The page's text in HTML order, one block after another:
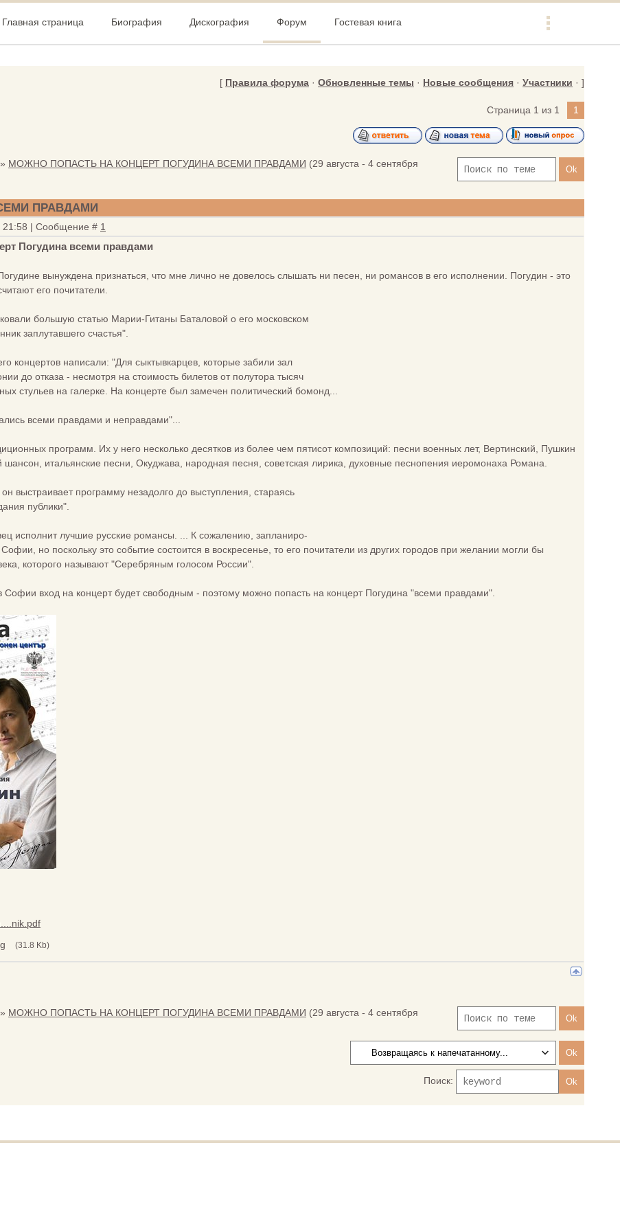
Главная страница Биография Дискография Форум Гостевая книга
[ Правила форума · Обновленные темы · Новые сообщения · Участники · ]
Страница 1 из 1 1
» МОЖНО ПОПАСТЬ НА КОНЦЕРТ ПОГУДИНА ВСЕМИ ПРАВДАМИ (29 августа - 4 сентября
ПРАВДАМИ
21:58 | Сообщение # 1
Погудина всеми правдами
вынуждена признаться, что мне лично не довелось слышать ни песен, ни романсов в его исполнении. Погудин - это
его почитатели.
большую статью Марии-Гитаны Баталовой о его московском
заплутавшего счастья".
концертов написали: "Для сыктывкарцев, которые забили зал
до отказа - несмотря на стоимость билетов от полутора тысяч
стульев на галерке. На концерте был замечен политический бомонд...
всеми правдами и неправдами"...
программ. Их у него несколько десятков из более чем пятисот композиций: песни военных лет, Вертинский, Пушкин
итальянские песни, Окуджава, народная песня, советская лирика, духовные песнопения иеромонаха Романа.
выстраивает программу незадолго до выступления, стараясь
публики".
исполнит лучшие русские романсы. ... К сожалению, запланиро-
но поскольку это событие состоится в воскресенье, то его почитатели из других городов при желании могли бы
которого называют "Серебряным голосом России".
Софии вход на концерт будет свободным - поэтому можно попасть на концерт Погудина "всеми правдами".
(31.8 Kb)
» МОЖНО ПОПАСТЬ НА КОНЦЕРТ ПОГУДИНА ВСЕМИ ПРАВДАМИ (29 августа - 4 сентября
Поиск: